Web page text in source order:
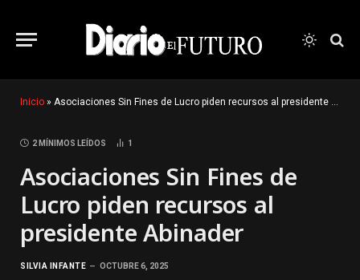
Inicio » Asociaciones Sin Fines de Lucro piden recursos al presidente Abinader
2 MÍNIMOS LEÍDOS 1
Asociaciones Sin Fines de
Lucro piden recursos al
presidente Abinader
SILVIA INFANTE OCTUBRE 6, 2025